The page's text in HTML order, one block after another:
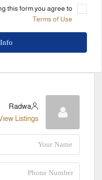
this form you agree to:
Terms of Use
Radwa
Listings